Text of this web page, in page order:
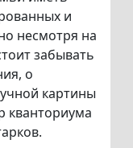
и
несмотря на
забывать
о
картины
кванториума